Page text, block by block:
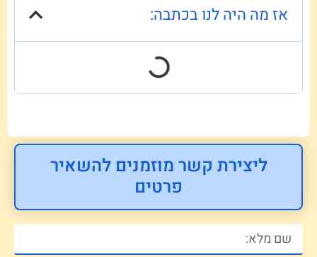
אז מה היה לנו בכתבה:
ליצירת קשר מוזמנים להשאיר
פרטים